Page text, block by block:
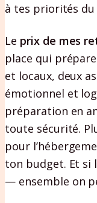
à tes priorités
Le prix de mes
place qui
et locaux, deux
émotionnel et
préparation en
toute sécurité.
pour
ton budget. Et si
— ensemble on